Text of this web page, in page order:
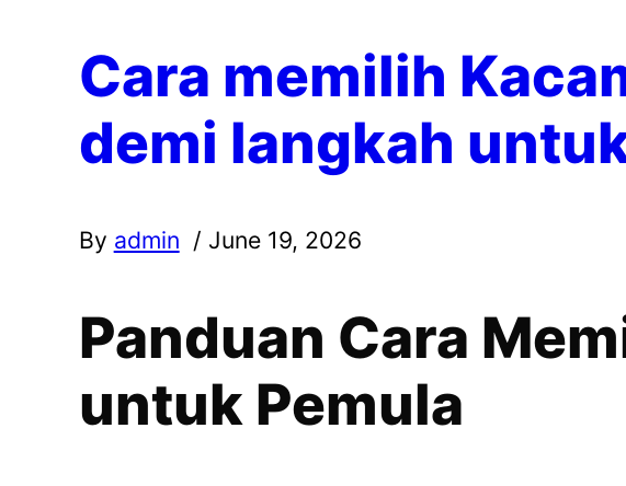
Cara memilih
demi langkah
By admin / June 19, 2026
Panduan Cara
untuk Pemula